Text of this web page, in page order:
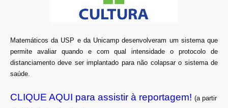
Matemáticos da USP e da Unicamp desenvolveram um sistema que
permite avaliar quando e com qual intensidade o protocolo de
distanciamento deve ser implantado para não colapsar o sistema de
saúde.
CLIQUE AQUI para assistir à reportagem! (a partir